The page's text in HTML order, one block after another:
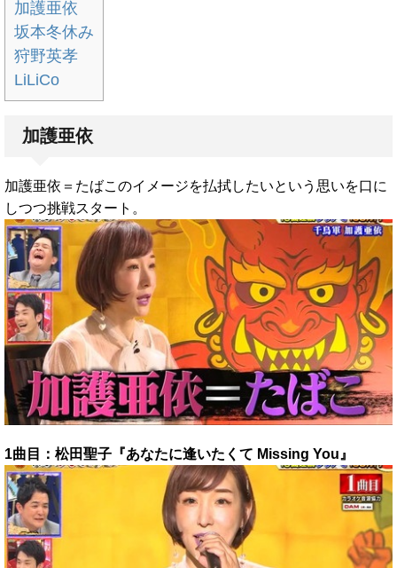
加護亜依
坂本冬休み
狩野英孝
LiLiCo
加護亜依
加護亜依＝たばこのイメージを払拭したいという思いを口に
しつつ挑戦スタート。
1曲目：松田聖子『あなたに逢いたくて Missing You』